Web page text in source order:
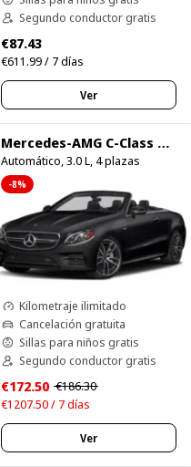
Segundo conductor gratis
€87.43
€611.99 / 7 días
Ver
Mercedes-AMG C-Class Cabrio
Automático, 3.0 L, 4 plazas
-8%
Kilometraje ilimitado
Cancelación gratuita
Sillas para niños gratis
Segundo conductor gratis
€172.50 €186.30
€1207.50 / 7 días
Ver